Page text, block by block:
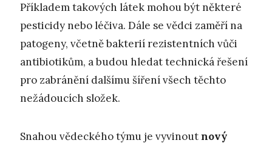
Příkladem takových látek mohou být některé
pesticidy nebo léčiva. Dále se vědci zaměří na
patogeny, včetně bakterií rezistentních vůči
antibiotikům, a budou hledat technická řešení
pro zabránění dalšímu šíření všech těchto
nežádoucích složek.
Snahou vědeckého týmu je vyvinoutnový